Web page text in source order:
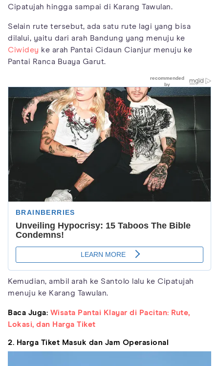
Cipatujah hingga sampai di Karang Tawulan.
Selain rute tersebut, ada satu rute lagi yang bisa
dilalui, yaitu dari arah Bandung yang menuju ke
Ciwidey ke arah Pantai Cidaun Cianjur menuju ke
Pantai Ranca Buaya Garut.
Kemudian, ambil arah ke Santolo lalu ke Cipatujah
menuju ke Karang Tawulan.
Baca Juga: Wisata Pantai Klayar di Pacitan: Rute,
Lokasi, dan Harga Tiket
2. Harga Tiket Masuk dan Jam Operasional